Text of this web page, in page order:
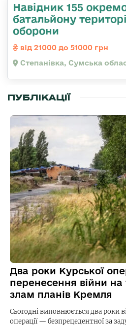
Навідник 155
батальйону
оборони
від 21000 до 51000 грн
Степанівка, Сумська
ПУБЛІКАЦІЇ
Два роки Курської
перенесення війни
злам планів Кремля
Сьогодні виповнюється два роки
операції — безпрецедентної за